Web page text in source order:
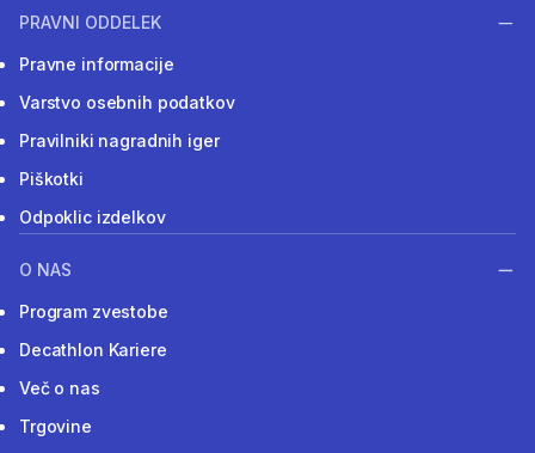
PRAVNI ODDELEK
Pravne informacije
Varstvo osebnih podatkov
Pravilniki nagradnih iger
Piškotki
Odpoklic izdelkov
O NAS
Program zvestobe
Decathlon Kariere
Več o nas
Trgovine